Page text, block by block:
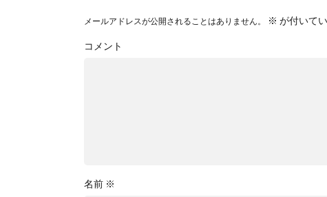
メールアドレスが公開されることはありません。 ※ が付いて
コメント
名前 ※